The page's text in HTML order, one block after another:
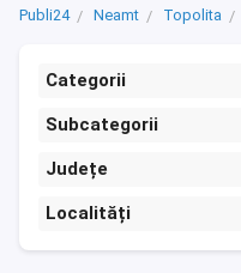
Publi24 Neamt Topolita
Categorii
Subcategorii
Județe
Localități